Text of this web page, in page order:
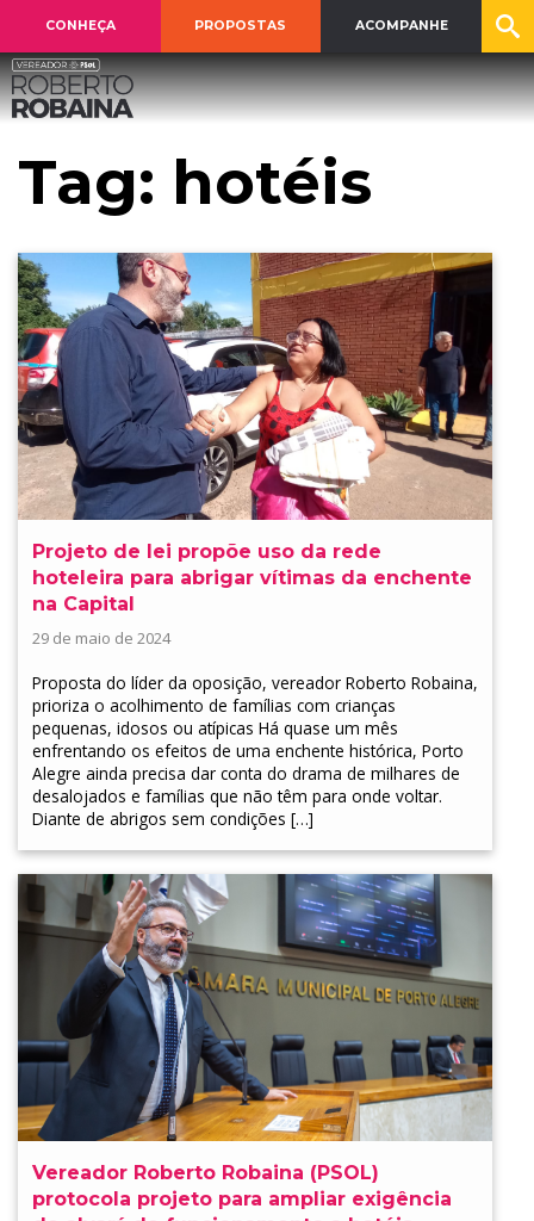
CONHEÇA PROPOSTAS ACOMPANHE
Tag: hotéis
Projeto de lei propõe uso da rede
hoteleira para abrigar vítimas da enchente
na Capital
29 de maio de 2024
Proposta do líder da oposição, vereador Roberto Robaina,
prioriza o acolhimento de famílias com crianças
pequenas, idosos ou atípicas Há quase um mês
enfrentando os efeitos de uma enchente histórica, Porto
Alegre ainda precisa dar conta do drama de milhares de
desalojados e famílias que não têm para onde voltar.
Diante de abrigos sem condições […]
Vereador Roberto Robaina (PSOL)
protocola projeto para ampliar exigência